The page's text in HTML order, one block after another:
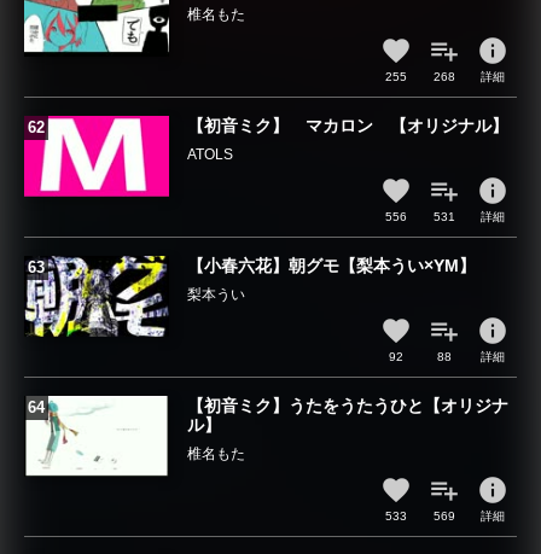
椎名もた
255 268
info
詳細
【初音ミク】 マカロン 【オリジナル】
ATOLS
556 531
info
詳細
【小春六花】朝グモ【梨本うい×YM】
梨本うい
92 88
info
詳細
【初音ミク】うたをうたうひと【オリジナ
ル】
椎名もた
533 569
info
詳細